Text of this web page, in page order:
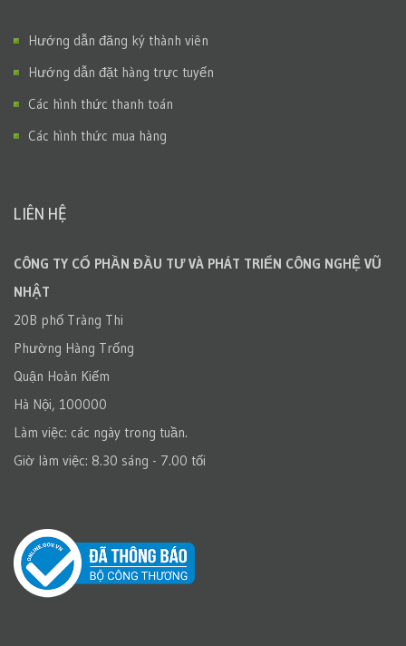
Hướng dẫn đăng ký thành viên
Hướng dẫn đặt hàng trực tuyến
Các hình thức thanh toán
Các hình thức mua hàng
LIÊN HỆ
CÔNG TY CỔ PHẦN ĐẦU TƯ VÀ PHÁT TRIỂN CÔNG NGHỆ VŨ
NHẬT
20B phố Tràng Thi
Phường Hàng Trống
Quận Hoàn Kiếm
Hà Nội, 100000
Làm việc: các ngày trong tuần.
Giờ làm việc: 8.30 sáng - 7.00 tối